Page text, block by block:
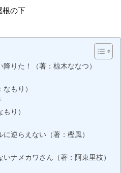
根の下
降りた！（著：椋木ななつ）
もり）
り）
に逆らえない（著：樫風）
いナメカワさん（著：阿東里枝）